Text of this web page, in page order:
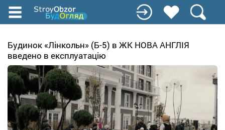
Перейти
до
вмісту
Будинок «Лінкольн» (Б-5) в ЖК НОВА АНГЛІЯ
введено в експлуатацію